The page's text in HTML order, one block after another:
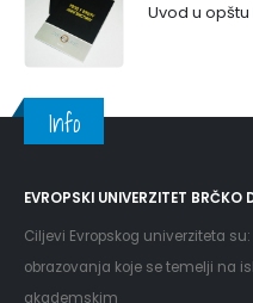
Uvod u
Info
EVROPSKI UNIVERZITET BRČKO
Ciljevi Evropskog univerziteta
obrazovanja koje se temelji na
akademskim